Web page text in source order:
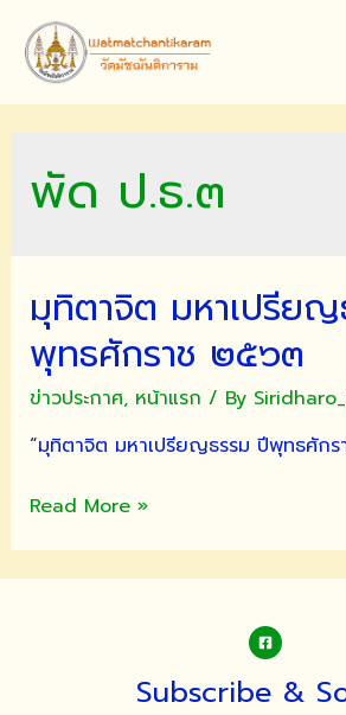
content
พัด ป.ธ.๓
มุทิตาจิต มหาเปรีย
พุทธศักราช ๒๕๖๓
ข่าวประกาศ, หน้าแรก / By
“มุทิตาจิต มหาเปรียญธรรม ปีพุทธศัก
มุทิตา
Read More »
Subscribe &